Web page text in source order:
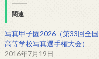
関連
写真甲子園2026（第33回全国
高等学校写真選手権大会）
2016年7月19日